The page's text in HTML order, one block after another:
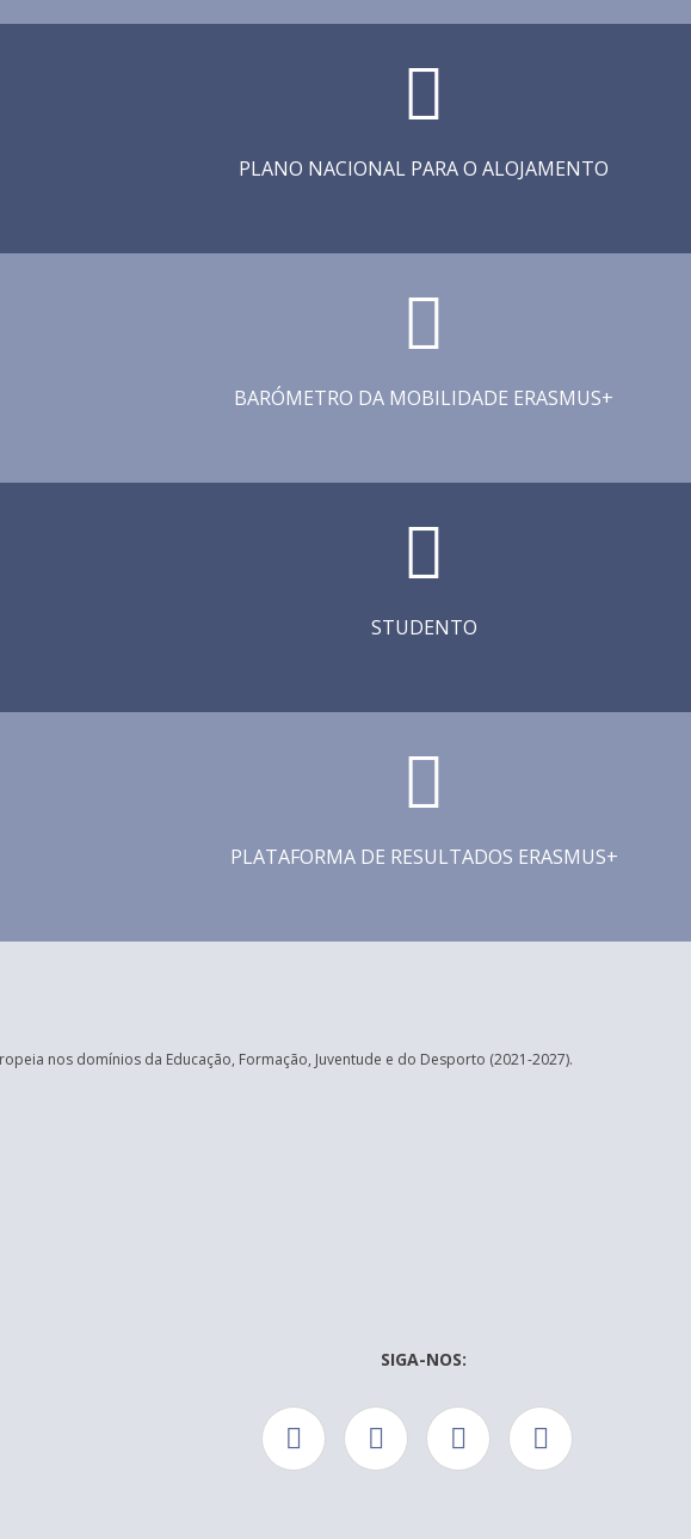
PLANO NACIONAL PARA O ALOJAMENTO
BARÓMETRO DA MOBILIDADE ERASMUS+
STUDENTO
PLATAFORMA DE RESULTADOS ERASMUS+
nos domínios da Educação, Formação, Juventude e do Desporto (2021-2027).
SIGA-NOS: